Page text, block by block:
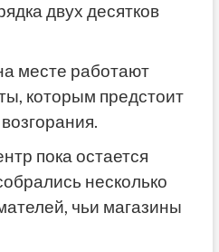
двух десятков
месте работают
которым предстоит
пока остается
несколько
чьи магазины